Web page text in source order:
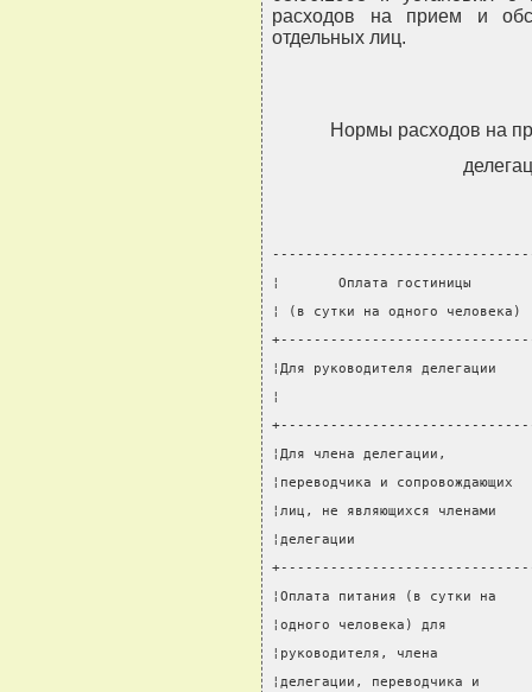
расходов на прием и
отдельных лиц.
Нормы расходов на
¦       Оплата гостиницы
¦ (в сутки на одного
¦Для руководителя
¦
¦Для члена делегации,
¦переводчика и
¦лиц, не являющихся членами
¦делегации
¦Оплата питания (в сутки на
¦одного человека) для
¦руководителя, члена
¦делегации,